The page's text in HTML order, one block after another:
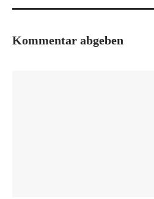
Kommentar abgeben